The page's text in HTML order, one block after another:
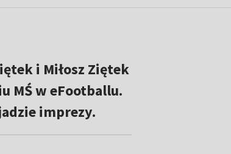
i Miłosz Ziętek
MŚ w eFootballu.
imprezy.